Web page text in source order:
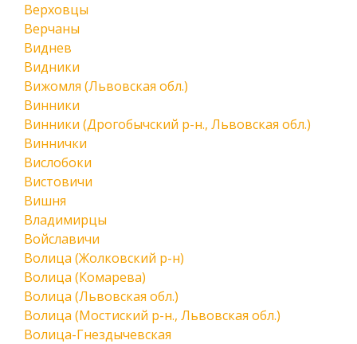
Верховцы
Верчаны
Виднев
Видники
Вижомля (Львовская обл.)
Винники
Винники (Дрогобычский р-н., Львовская обл.)
Виннички
Вислобоки
Вистовичи
Вишня
Владимирцы
Войславичи
Волица (Жолковский р-н)
Волица (Комарева)
Волица (Львовская обл.)
Волица (Мостиский р-н., Львовская обл.)
Волица-Гнездычевская